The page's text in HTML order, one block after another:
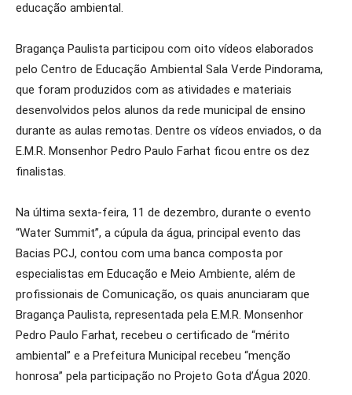
educação ambiental.
Bragança Paulista participou com oito vídeos elaborados
pelo Centro de Educação Ambiental Sala Verde Pindorama,
que foram produzidos com as atividades e materiais
desenvolvidos pelos alunos da rede municipal de ensino
durante as aulas remotas. Dentre os vídeos enviados, o da
E.M.R. Monsenhor Pedro Paulo Farhat ficou entre os dez
finalistas.
Na última sexta-feira, 11 de dezembro, durante o evento
“Water Summit”, a cúpula da água, principal evento das
Bacias PCJ, contou com uma banca composta por
especialistas em Educação e Meio Ambiente, além de
profissionais de Comunicação, os quais anunciaram que
Bragança Paulista, representada pela E.M.R. Monsenhor
Pedro Paulo Farhat, recebeu o certificado de “mérito
ambiental” e a Prefeitura Municipal recebeu “menção
honrosa” pela participação no Projeto Gota d’Água 2020.